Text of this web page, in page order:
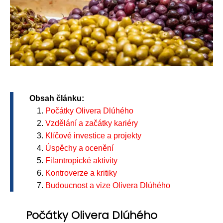
Obsah článku:
Počátky Olivera Dlúhého
Vzdělání a začátky kariéry
Klíčové investice a projekty
Úspěchy a ocenění
Filantropické aktivity
Kontroverze a kritiky
Budoucnost a vize Olivera Dlúhého
Počátky Olivera Dlúhého